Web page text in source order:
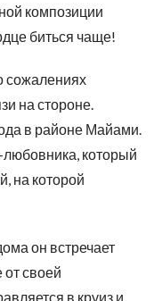
композиции
биться чаще!
сожалениях
на стороне.
в районе Майами.
который
на которой
он встречает
от своей
в круиз и